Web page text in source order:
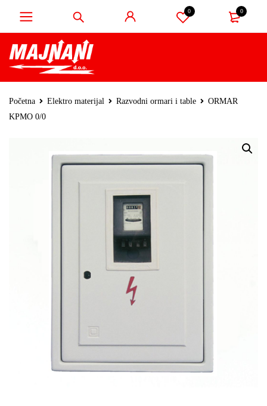
0 0
Početna Elektro materijal Razvodni ormari i table
ORMAR
KPMO 0/0